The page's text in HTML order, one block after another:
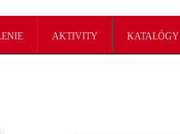
AKTIVITY KATALÓGY